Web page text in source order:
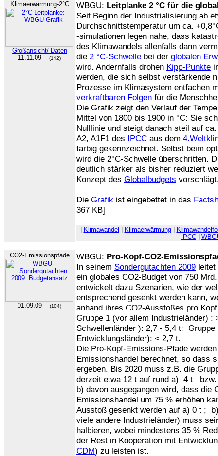
Klimaerwärmung-2°C
Großansicht/ Daten
11.11.09
(142)
WBGU: Leitplanke 2 °C für die
Seit Beginn der Industrialisierung ab
Durchschnittstemperatur um ca.
-simulationen legen nahe, dass
des Klimawandels allenfalls dann
die 2 °C-Schwelle bei der globalen
wird. Andernfalls drohen Kipp-Punkte
werden, die sich selbst verstärkende
Prozesse im Klimasystem entfachen
verkraftbaren Folgen für die
Die Grafik zeigt den Verlauf der
Mittel von 1800 bis 1900 in °C: Sie
Nulllinie und steigt danach steil auf
A2, A1F1 des IPCC aus dem
farbig gekennzeichnet. Selbst beim
wird die 2°C-Schwelle überschritten.
deutlich stärker als bisher reduziert
Konzept des Globalbudgets
Die Grafik ist eingebettet in das
367 KB]
Klimawandel Klimaerwärmung|
IPCC|
CO2-Emissionspfade
01.09.09 (104)
WBGU: Pro-Kopf-CO2-
In seinem Sondergutachten 2009
ein globales CO2-Budget von 750
entwickelt dazu Szenarien, wie der
entsprechend gesenkt werden kann,
anhand ihres CO2-Ausstoßes pro
Gruppe 1 (vor allem Industrieländer)
Schwellenländer ): 2,7 - 5,4 t;
Entwicklungsländer): < 2,7 t.
Die Pro-Kopf-Emissions-Pfade
Emissionshandel berechnet, so dass
ergeben. Bis 2020 muss z.B. die
derzeit etwa 12 t auf rund a) 4 t
b) davon ausgegangen wird, dass die
Emissionshandel um 75 % erhöhen
Ausstoß gesenkt werden auf a) 0 t ;
viele andere Industrieländer) muss
halbieren, wobei mindestens 35 %
der Rest in Kooperation mit
CDM) zu leisten ist.